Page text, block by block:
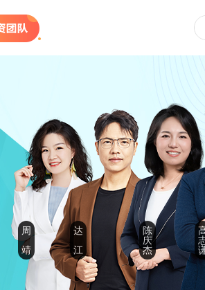
陈
庆
杰
周
靖
达
江